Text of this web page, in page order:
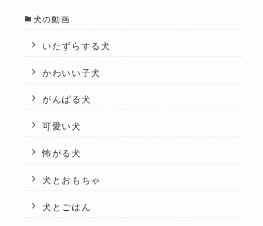
犬の動画
いたずらする犬
かわいい子犬
がんばる犬
可愛い犬
怖がる犬
犬とおもちゃ
犬とごはん